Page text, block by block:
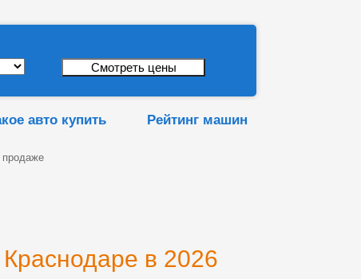
авто купить Рейтинг машин
в 2026